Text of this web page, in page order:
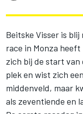
Beitske Visser is
race in Monza
zich bij de start van
plek en wist zich
middenveld, maar
als zeventiende en